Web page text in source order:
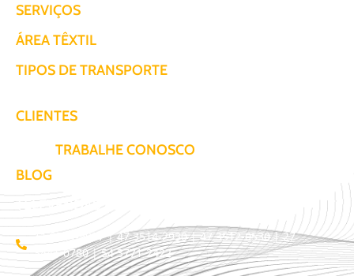
SERVIÇOS
ÁREA TÊXTIL
TIPOS DE TRANSPORTE
CLIENTES
TRABALHE CONOSCO
BLOG
TELEVENDAS / COTAÇÃO
11 3509-9987 | 47 3514-2930 | 47 3512-0530 | 27
3441-0780 | 54 3771-2422